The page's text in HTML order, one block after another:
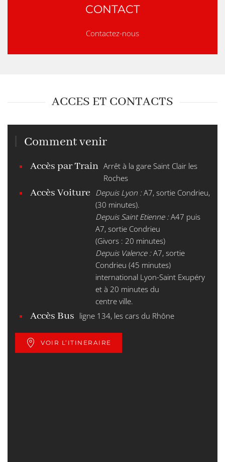
CONTACT
Contactez-nous
ACCES ET CONTACTS
Comment venir
Accès par Train Arrêt à la gare Saint Clair les
Roches
Accès Voiture Depuis Lyon :A7, sortie Condrieu,
(30 minutes).
Depuis Saint Etienne :A47 puis
A7, sortie Condrieu
(Givors : 20 minutes)
Depuis Valence :A7, sortie
Condrieu (45 minutes)
international Lyon-Saint Exupéry
et à 20 minutes du
centre ville.
Accès Bus ligne 134, les cars du Rhône
VOIR L’ITINERAIRE